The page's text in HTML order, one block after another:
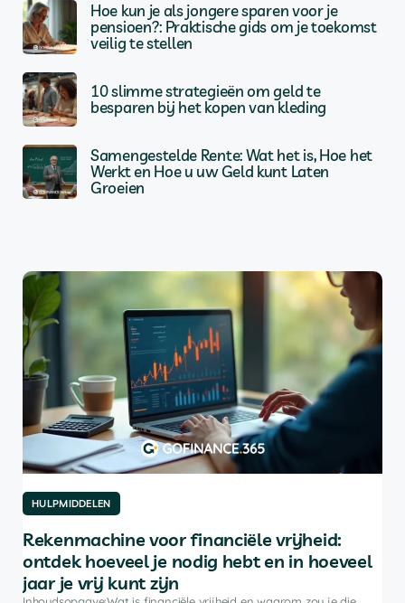
Hoe kun je als jongere sparen voor je
pensioen?: Praktische gids om je toekomst
veilig te stellen
10 slimme strategieën om geld te
besparen bij het kopen van kleding
Samengestelde Rente: Wat het is, Hoe het
Werkt en Hoe u uw Geld kunt Laten
Groeien
HULPMIDDELEN
Rekenmachine voor financiële vrijheid:
ontdek hoeveel je nodig hebt en in hoeveel
jaar je vrij kunt zijn